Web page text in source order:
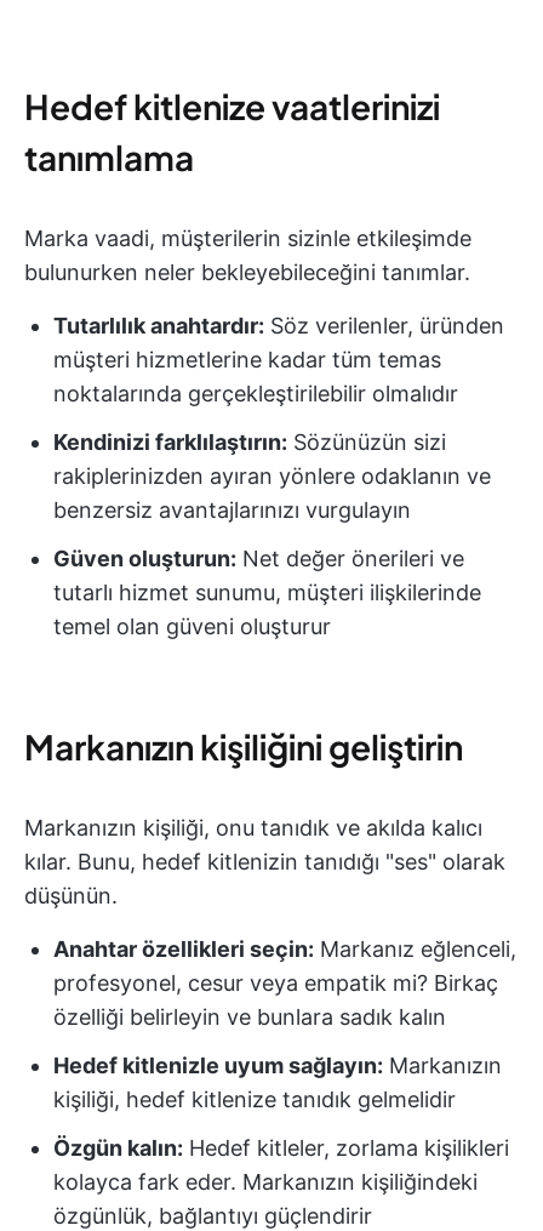
Hedef kitlenize vaatlerinizi
tanımlama
Marka vaadi, müşterilerin sizinle etkileşimde
bulunurken neler bekleyebileceğini tanımlar.
Tutarlılık anahtardır: Söz verilenler, üründen
müşteri hizmetlerine kadar tüm temas
noktalarında gerçekleştirilebilir olmalıdır
Kendinizi farklılaştırın: Sözünüzün sizi
rakiplerinizden ayıran yönlere odaklanın ve
benzersiz avantajlarınızı vurgulayın
Güven oluşturun: Net değer önerileri ve
tutarlı hizmet sunumu, müşteri ilişkilerinde
temel olan güveni oluşturur
Markanızın kişiliğini geliştirin
Markanızın kişiliği, onu tanıdık ve akılda kalıcı
kılar. Bunu, hedef kitlenizin tanıdığı "ses" olarak
düşünün.
Anahtar özellikleri seçin: Markanız eğlenceli,
profesyonel, cesur veya empatik mi? Birkaç
özelliği belirleyin ve bunlara sadık kalın
Hedef kitlenizle uyum sağlayın: Markanızın
kişiliği, hedef kitlenize tanıdık gelmelidir
Özgün kalın: Hedef kitleler, zorlama kişilikleri
kolayca fark eder. Markanızın kişiliğindeki
özgünlük, bağlantıyı güçlendirir